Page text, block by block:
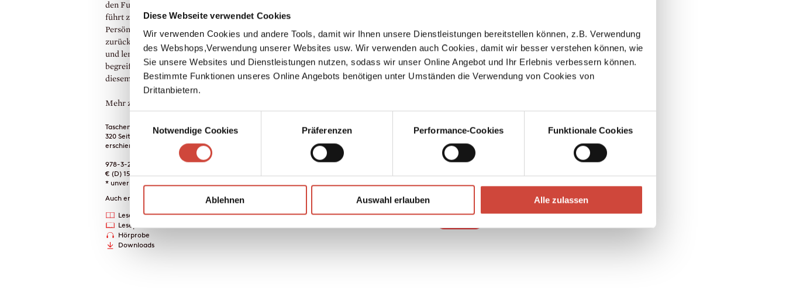
Diese Webseite verwendet Cookies
Wir verwenden Cookies und andere Tools, damit wir Ihnen unsere Dienstleistungen bereitstellen können, z.B. Verwendung
des Webshops,Verwendung unserer Websites usw. Wir verwenden auch Cookies, damit wir besser verstehen können, wie
Sie unsere Websites und Dienstleistungen nutzen, sodass wir unser Online Angebot und Ihr Erlebnis verbessern können.
Bestimmte Funktionen unseres Online Angebots benötigen unter Umständen die Verwendung von Cookies von
Drittanbietern.
Notwendige Cookies
Präferenzen Performance-Cookies Funktionale Cookies
Ablehnen Auswahl erlauben Alle zulassen
Download Bilddatei
den Fugen. Ein Trip mit halluzinogenen Pilzen
führt zu einer gefährlichen
Persönlichkeitsveränderung, aus der ihn niemand
zurückzuholen vermag. Blank flieht in den Wald
und lernt dort zu überleben. Bis er endlich
begreift: Es gibt nur einen Weg, um sich aus
diesem Alptraum zu befreien.
Mehr zum Inhalt
Taschenbuch
320 Seiten
erschienen am 30. November 2001
978-3-257-23301-8
€ (D) 15.00 / sFr 20.00* / € (A) 15.50
* unverb. Preisempfehlung
Auch erhältlich als
Lesekreise
Leseprobe
Hörprobe
Downloads
Drucken